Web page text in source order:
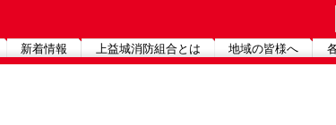
新着情報 上益城消防組合とは 地域の皆様へ